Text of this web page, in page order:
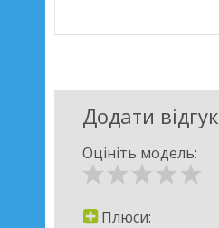
Додати відгук
Оцініть модель:
Плюси: